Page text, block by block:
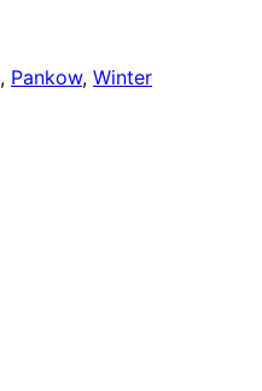
, Pankow, Winter